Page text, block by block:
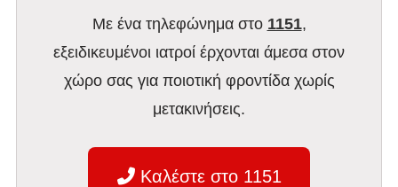
Με ένα τηλεφώνημα στο 1151,
εξειδικευμένοι ιατροί έρχονται άμεσα στον
χώρο σας για ποιοτική φροντίδα χωρίς
μετακινήσεις.
Καλέστε στο 1151